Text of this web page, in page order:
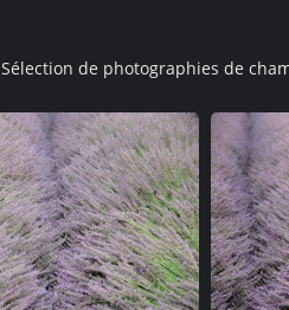
Sélection de photographies de